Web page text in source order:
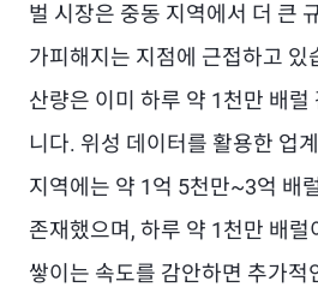
벌 시장은 중동 지역에서 더 큰
가피해지는 지점에 근접하고 있
산량은 이미 하루 약 1천만 배럴
니다. 위성 데이터를 활용한 업
지역에는 약 1억 5천만~3억 배
존재했으며, 하루 약 1천만 배럴
쌓이는 속도를 감안하면 추가적